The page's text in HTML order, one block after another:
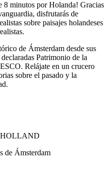
8 minutos por Holanda! Gracias
disfrutarás de
sobre paisajes holandeses
de Ámsterdam desde sus
Patrimonio de la
Relájate en un crucero
sobre el pasado y la
HOLLAND
de Ámsterdam